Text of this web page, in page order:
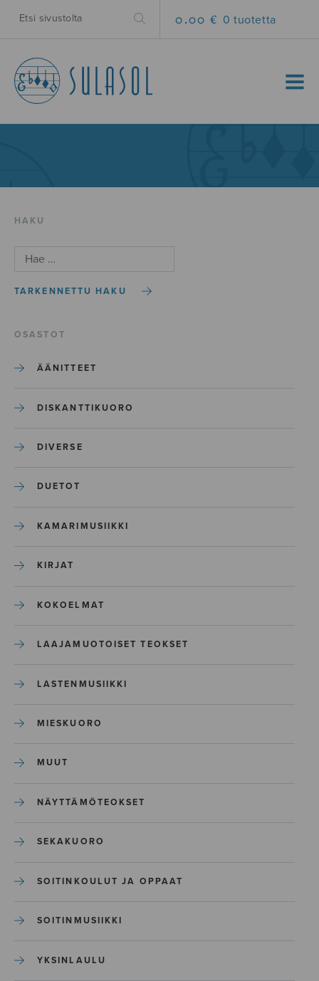
0.00 € 0 tuotetta
MENU
HAKU
TARKENNETTU HAKU
OSASTOT
ÄÄNITTEET
DISKANTTIKUORO
DIVERSE
DUETOT
KAMARIMUSIIKKI
KIRJAT
KOKOELMAT
LAAJAMUOTOISET TEOKSET
LASTENMUSIIKKI
MIESKUORO
MUUT
NÄYTTÄMÖTEOKSET
SEKAKUORO
SOITINKOULUT JA OPPAAT
SOITINMUSIIKKI
YKSINLAULU